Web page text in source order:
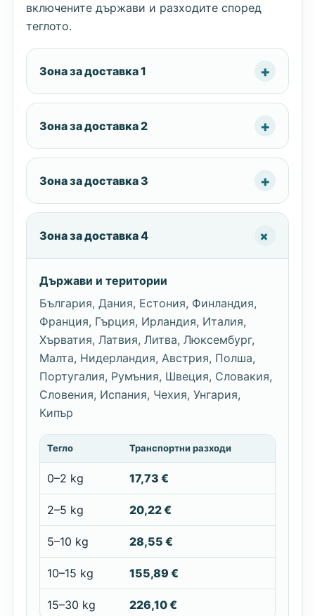
включените държави и разходите според
теглото.
Зона за доставка 1
Зона за доставка 2
Зона за доставка 3
Зона за доставка 4
Държави и територии
България, Дания, Естония, Финландия,
Франция, Гърция, Ирландия, Италия,
Хърватия, Латвия, Литва, Люксембург,
Малта, Нидерландия, Австрия, Полша,
Португалия, Румъния, Швеция, Словакия,
Словения, Испания, Чехия, Унгария,
Кипър
Тегло Транспортни разходи
0–2 kg 17,73 €
2–5 kg 20,22 €
5–10 kg 28,55 €
10–15 kg 155,89 €
15–30 kg 226,10 €